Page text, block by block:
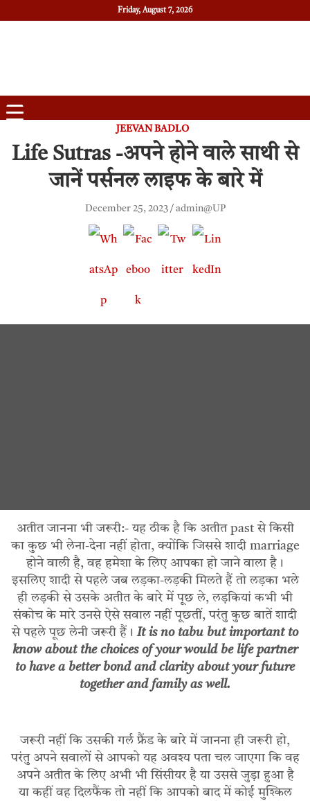
Friday, August 7, 2026
JEEVAN BADLO
Life Sutras -अपने होने वाले साथी से
जानें पर्सनल लाइफ के बारे में
December 25, 2023 admin@UP
अतीत जानना भी जरूरी:- यह ठीक है कि अतीत past से किसी
का कुछ भी लेना-देना नहीं होता, क्योंकि जिससे शादी marriage
होने वाली है, वह हमेशा के लिए आपका हो जाने वाला है।
इसलिए शादी से पहले जब लड़का-लड़की मिलते हैं तो लड़का भले
ही लड़की से उसके अतीत के बारे में पूछ ले, लड़कियां कभी भी
संकोच के मारे उनसे ऐसे सवाल नहीं पूछतीं, परंतु कुछ बातें शादी
से पहले पूछ लेनी जरूरी हैं।It is no tabu but important to
know about the choices of your would be life partner
to have a better bond and clarity about your future
together and family as well.
जरूरी नहीं कि उसकी गर्ल फ्रैंड के बारे में जानना ही जरूरी हो,
परंतु अपने सवालों से आपको यह अवश्य पता चल जाएगा कि वह
अपने अतीत के लिए अभी भी सिंसीयर है या उससे जुड़ा हुआ है
या कहीं वह दिलफैंक तो नहीं कि आपको बाद में कोई मुश्किल